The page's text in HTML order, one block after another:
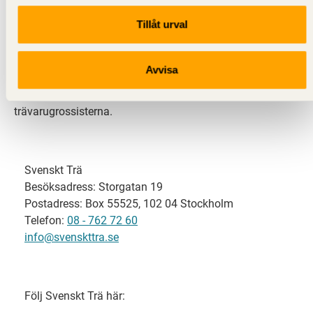
Tillåt urval
Avvisa
Svenskt Trä representerar svensk sågverksindustri
och är en del av branschorganisationen
svensk limträ-, KL-trä- och förpackningsindustri samt
trävarugrossisterna.
Svenskt Trä
Besöksadress: Storgatan 19
Postadress: Box 55525, 102 04 Stockholm
Telefon: 08 - 762 72 60
info@svenskttra.se
Följ Svenskt Trä här: